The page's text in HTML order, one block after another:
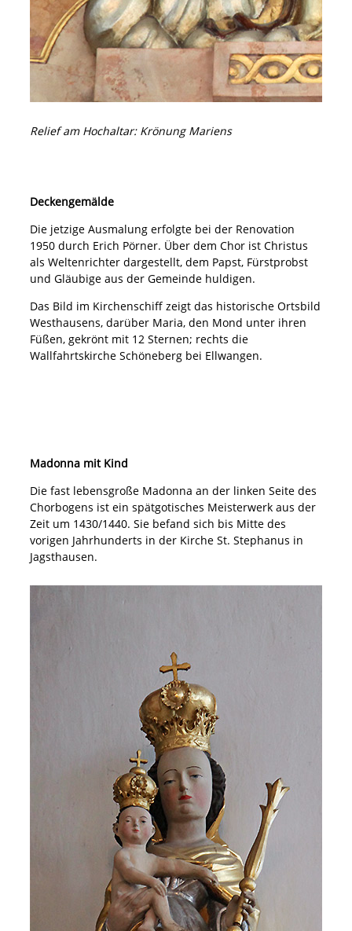
Relief am Hochaltar: Krönung Mariens
Deckengemälde
Die jetzige Ausmalung erfolgte bei der Renovation
1950 durch Erich Pörner. Über dem Chor ist Christus
als Weltenrichter dargestellt, dem Papst, Fürstprobst
und Gläubige aus der Gemeinde huldigen.
Das Bild im Kirchenschiff zeigt das historische Ortsbild
Westhausens, darüber Maria, den Mond unter ihren
Füßen, gekrönt mit 12 Sternen; rechts die
Wallfahrtskirche Schöneberg bei Ellwangen.
Madonna mit Kind
Die fast lebensgroße Madonna an der linken Seite des
Chorbogens ist ein spätgotisches Meisterwerk aus der
Zeit um 1430/1440. Sie befand sich bis Mitte des
vorigen Jahrhunderts in der Kirche St. Stephanus in
Jagsthausen.